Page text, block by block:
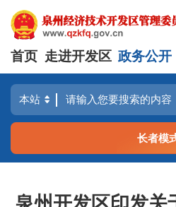
首页 走进开发区 政务公开
长者模